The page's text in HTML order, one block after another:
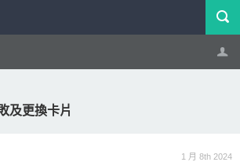
登出
及更換卡片
1 月 8th 2024